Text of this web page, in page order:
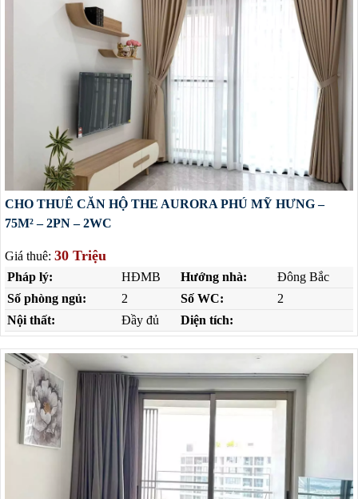
CHO THUÊ CĂN HỘ THE AURORA PHÚ MỸ HƯNG –
75M² – 2PN – 2WC
Giá thuê: 30 Triệu
Pháp lý: HĐMB Hướng nhà:
Đông Bắc
Số phòng ngủ:
2 Số WC:
2
Nội thất:
Đầy đủ Diện tích: